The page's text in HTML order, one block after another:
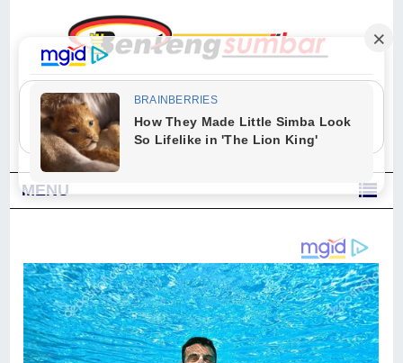
"Sesungguhnya Allah dan para malaikat-Nya berselawat untuk Nabi.
Wahai orang-orang yang beriman, berselawatlah kamu untuk Nabi dan
ucapkanlah salam dengan penuh penghormatan kepadanya." (Qs. Al
Ahzab Ayat 56)
MENU